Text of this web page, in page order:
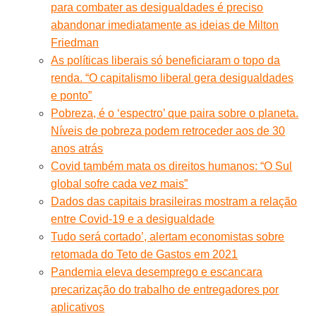
para combater as desigualdades é preciso
abandonar imediatamente as ideias de Milton
Friedman
As políticas liberais só beneficiaram o topo da
renda. “O capitalismo liberal gera desigualdades
e ponto”
Pobreza, é o ‘espectro’ que paira sobre o planeta.
Níveis de pobreza podem retroceder aos de 30
anos atrás
Covid também mata os direitos humanos: “O Sul
global sofre cada vez mais”
Dados das capitais brasileiras mostram a relação
entre Covid-19 e a desigualdade
Tudo será cortado’, alertam economistas sobre
retomada do Teto de Gastos em 2021
Pandemia eleva desemprego e escancara
precarização do trabalho de entregadores por
aplicativos